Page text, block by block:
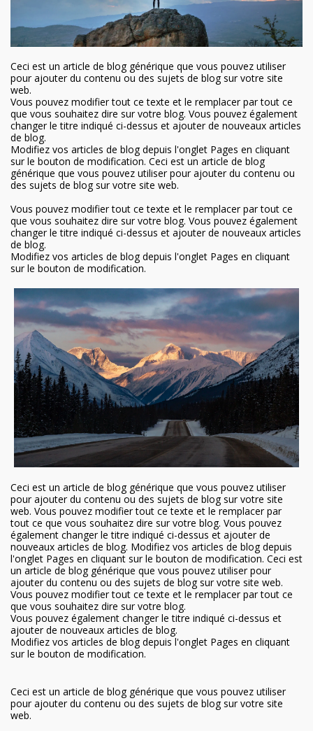
Ceci est un article de blog générique que vous pouvez utiliser
pour ajouter du contenu ou des sujets de blog sur votre site
web.
Vous pouvez modifier tout ce texte et le remplacer par tout ce
que vous souhaitez dire sur votre blog. Vous pouvez également
changer le titre indiqué ci-dessus et ajouter de nouveaux articles
de blog.
Modifiez vos articles de blog depuis l'onglet Pages en cliquant
sur le bouton de modification. Ceci est un article de blog
générique que vous pouvez utiliser pour ajouter du contenu ou
des sujets de blog sur votre site web.
Vous pouvez modifier tout ce texte et le remplacer par tout ce
que vous souhaitez dire sur votre blog. Vous pouvez également
changer le titre indiqué ci-dessus et ajouter de nouveaux articles
de blog.
Modifiez vos articles de blog depuis l'onglet Pages en cliquant
sur le bouton de modification.
Ceci est un article de blog générique que vous pouvez utiliser
pour ajouter du contenu ou des sujets de blog sur votre site
web. Vous pouvez modifier tout ce texte et le remplacer par
tout ce que vous souhaitez dire sur votre blog. Vous pouvez
également changer le titre indiqué ci-dessus et ajouter de
nouveaux articles de blog. Modifiez vos articles de blog depuis
l'onglet Pages en cliquant sur le bouton de modification. Ceci est
un article de blog générique que vous pouvez utiliser pour
ajouter du contenu ou des sujets de blog sur votre site web.
Vous pouvez modifier tout ce texte et le remplacer par tout ce
que vous souhaitez dire sur votre blog.
Vous pouvez également changer le titre indiqué ci-dessus et
ajouter de nouveaux articles de blog.
Modifiez vos articles de blog depuis l'onglet Pages en cliquant
sur le bouton de modification.
Ceci est un article de blog générique que vous pouvez utiliser
pour ajouter du contenu ou des sujets de blog sur votre site
web.